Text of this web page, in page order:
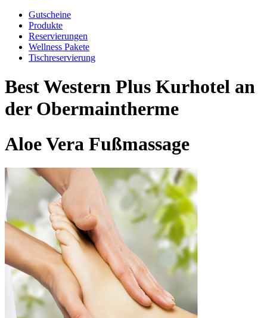
Gutscheine
Produkte
Reservierungen
Wellness Pakete
Tischreservierung
Best Western Plus Kurhotel an
der Obermaintherme
Aloe Vera Fußmassage